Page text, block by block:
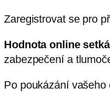
Zaregistrovat se pro
Hodnota online
zabezpečení a
Po poukázání